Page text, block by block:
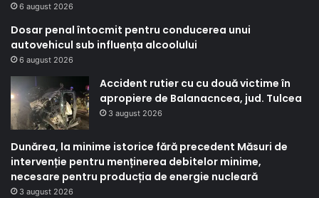
6 august 2026
Dosar penal întocmit pentru conducerea unui
autovehicul sub influența alcoolului
6 august 2026
Accident rutier cu cu două victime în
apropiere de Balanacncea, jud. Tulcea
3 august 2026
Dunărea, la minime istorice fără precedent Măsuri de
intervenție pentru menținerea debitelor minime,
necesare pentru producția de energie nucleară
3 august 2026